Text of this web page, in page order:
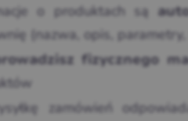
o produktach są
(nazwa, opis, parametry,
fizycznego
zamówień